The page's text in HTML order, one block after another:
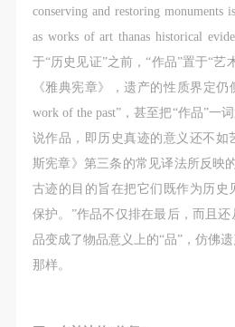
conserving and restoring monuments
as works of art thanas historical
于“历史见证”之前，“作品”置于“艺
《雅典宪章》，遗产的性质界定仍
work of the past”，甚至把“作品”一
说作品，即历史真迹的意义还不如
斯宪章》第三条的常见译法所反映
古迹的目的旨在把它们既作为历史
保护。”作品不仅排在最后，而且
品变成了物品意义上的“品”，仿佛
那样。